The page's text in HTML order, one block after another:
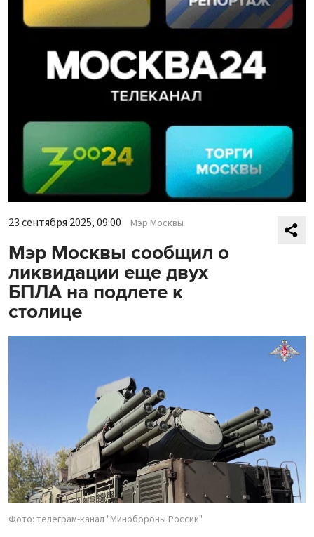
23 сентября 2025, 09:00 Мэр Москвы
Мэр Москвы сообщил о
ликвидации еще двух
БПЛА на подлете к
столице
Фото: телеграм-канал "Минобороны России"